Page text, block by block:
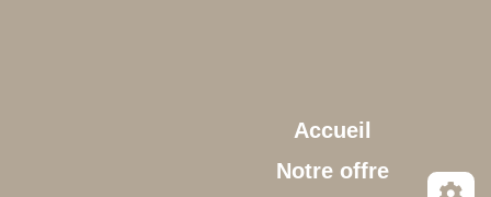
Accueil
Notre offre